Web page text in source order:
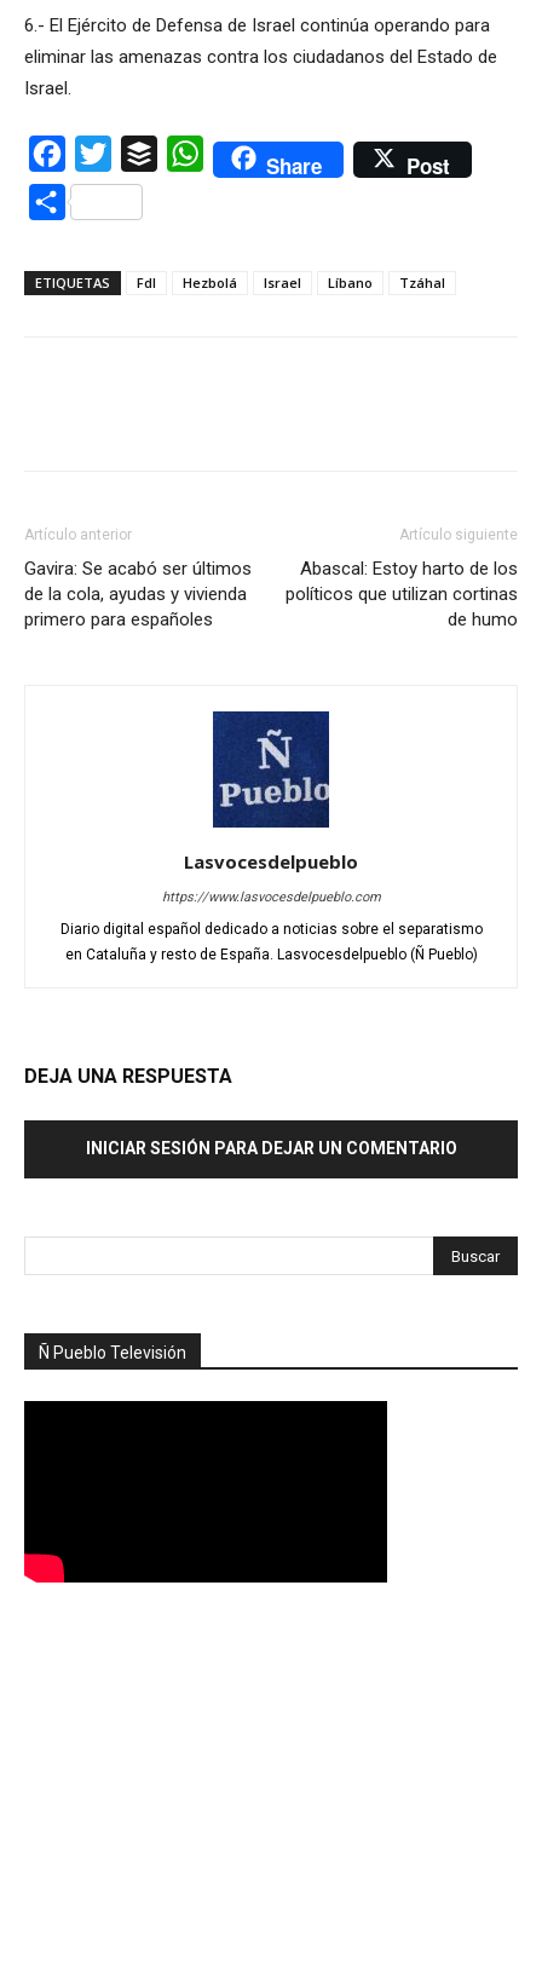
6.- El Ejército de Defensa de Israel continúa operando para
eliminar las amenazas contra los ciudadanos del Estado de
Israel.
Facebook
Twitter Buffer WhatsAppShare Post
Compartir
ETIQUETAS FdI Hezbolá Israel Líbano Tzáhal
Artículo anterior
Gavira: Se acabó ser últimos
de la cola, ayudas y vivienda
primero para españoles
Artículo siguiente
Abascal: Estoy harto de los
políticos que utilizan cortinas
de humo
Lasvocesdelpueblo
https://www.lasvocesdelpueblo.com
Diario digital español dedicado a noticias sobre el separatismo
en Cataluña y resto de España. Lasvocesdelpueblo (Ñ Pueblo)
DEJA UNA RESPUESTA
INICIAR SESIÓN PARA DEJAR UN COMENTARIO
Ñ Pueblo Televisión